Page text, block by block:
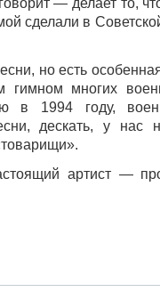
— делает то,
сделали в
но есть
многих
в 1994 году,
дескать, у нас
артист —